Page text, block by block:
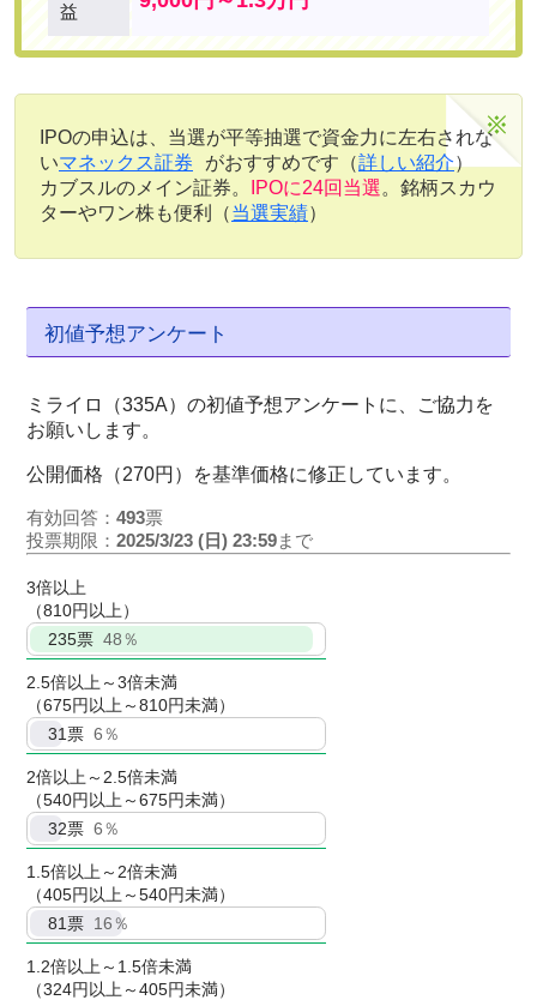
益
IPOの申込は、当選が平等抽選で資金力に左右されな
いマネックス証券 がおすすめです（詳しい紹介）
カブスルのメイン証券。
IPOに24回当選。銘柄スカウ
ターやワン株も便利（当選実績）
初値予想アンケート
ミライロ（335A）の初値予想アンケートに、ご協力を
お願いします。
公開価格（270円）を基準価格に修正しています。
有効回答： 493票
投票期限： 2025/3/23 (日) 23:59まで
3倍以上
（810円以上）
235票 48％
2.5倍以上～3倍未満
（675円以上～810円未満）
31票 6％
2倍以上～2.5倍未満
（540円以上～675円未満）
32票 6％
1.5倍以上～2倍未満
（405円以上～540円未満）
81票 16％
1.2倍以上～1.5倍未満
（324円以上～405円未満）